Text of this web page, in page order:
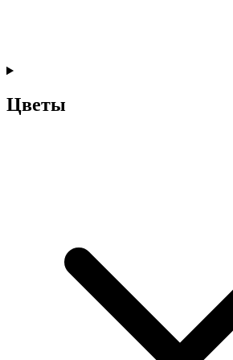
Цветы